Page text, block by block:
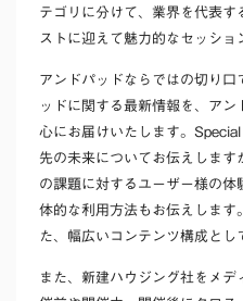
テゴリに分けて、業界を代表
ストに迎えて魅力的なセッショ
アンドパッドならではの切り
ッドに関する最新情報を、ア
心にお届けいたします。
先の未来についてお伝えしま
の課題に対するユーザー様の
体的な利用方法もお伝えします
た、幅広いコンテンツ構成とし
また、新建ハウジング社をメ